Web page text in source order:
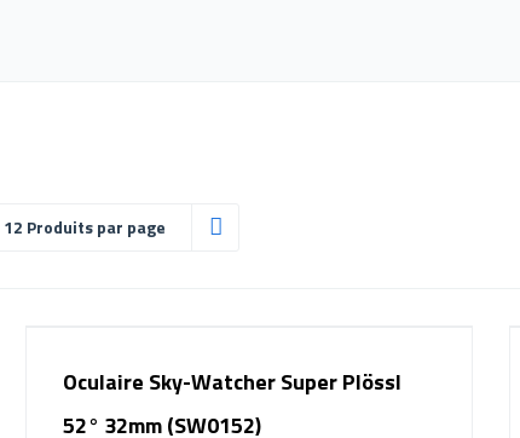
12 Produits par page
Oculaire Sky-Watcher Super Plössl
52° 32mm (SW0152)